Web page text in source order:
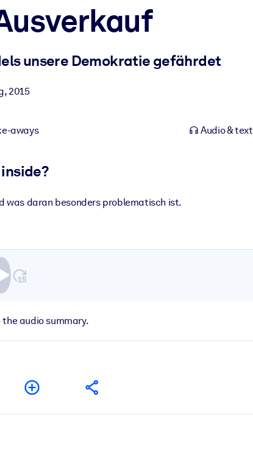
unsere Demokratie gefährdet
,2015
aways Audio & text
was daran besonders problematisch ist.
audio summary.